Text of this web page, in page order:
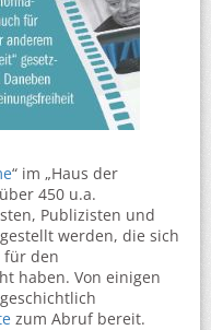
“ im „Haus der
450 u.a.
Publizisten und
werden, die sich
für den
haben. Von einigen
zum Abruf bereit.